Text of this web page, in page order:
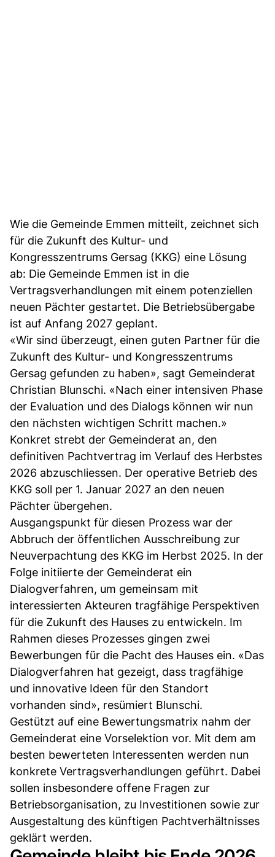
Wie die Gemeinde Emmen mitteilt, zeichnet sich
für die Zukunft des Kultur- und
Kongresszentrums Gersag (KKG) eine Lösung
ab: Die Gemeinde Emmen ist in die
Vertragsverhandlungen mit einem potenziellen
neuen Pächter gestartet. Die Betriebsübergabe
ist auf Anfang 2027 geplant.
«Wir sind überzeugt, einen guten Partner für die
Zukunft des Kultur- und Kongresszentrums
Gersag gefunden zu haben», sagt Gemeinderat
Christian Blunschi. «Nach einer intensiven Phase
der Evaluation und des Dialogs können wir nun
den nächsten wichtigen Schritt machen.»
Konkret strebt der Gemeinderat an, den
definitiven Pachtvertrag im Verlauf des Herbstes
2026 abzuschliessen. Der operative Betrieb des
KKG soll per 1. Januar 2027 an den neuen
Pächter übergehen.
Ausgangspunkt für diesen Prozess war der
Abbruch der öffentlichen Ausschreibung zur
Neuverpachtung des KKG im Herbst 2025. In der
Folge initiierte der Gemeinderat ein
Dialogverfahren, um gemeinsam mit
interessierten Akteuren tragfähige Perspektiven
für die Zukunft des Hauses zu entwickeln. Im
Rahmen dieses Prozesses gingen zwei
Bewerbungen für die Pacht des Hauses ein. «Das
Dialogverfahren hat gezeigt, dass tragfähige
und innovative Ideen für den Standort
vorhanden sind», resümiert Blunschi.
Gestützt auf eine Bewertungsmatrix nahm der
Gemeinderat eine Vorselektion vor. Mit dem am
besten bewerteten Interessenten werden nun
konkrete Vertragsverhandlungen geführt. Dabei
sollen insbesondere offene Fragen zur
Betriebsorganisation, zu Investitionen sowie zur
Ausgestaltung des künftigen Pachtverhältnisses
geklärt werden.